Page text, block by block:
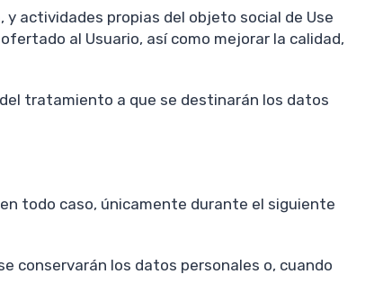
actividades propias del objeto social de Use
al Usuario, así como mejorar la calidad,
tratamiento a que se destinarán los datos
todo caso, únicamente durante el siguiente
conservarán los datos personales o, cuando